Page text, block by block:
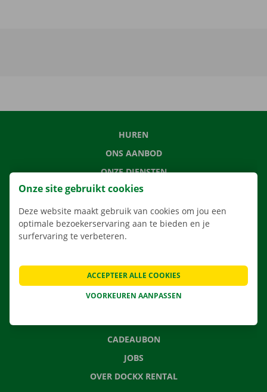
HUREN
ONS AANBOD
ONZE DIENSTEN
LOCATIES
APP
VERHUISOPLOSSINGEN
CONTACTEER ONS
VEELGESTELDE VRAGEN
CADEAUBON
JOBS
OVER DOCKX RENTAL
Onze site gebruikt cookies
Deze website maakt gebruik van cookies om jou een
optimale bezoekerservaring aan te bieden en je
surfervaring te verbeteren.
VOORKEUREN AANPASSEN
ACCEPTEER ALLE COOKIES